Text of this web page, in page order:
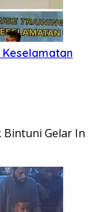
Keselamatan
Bintuni Gelar In